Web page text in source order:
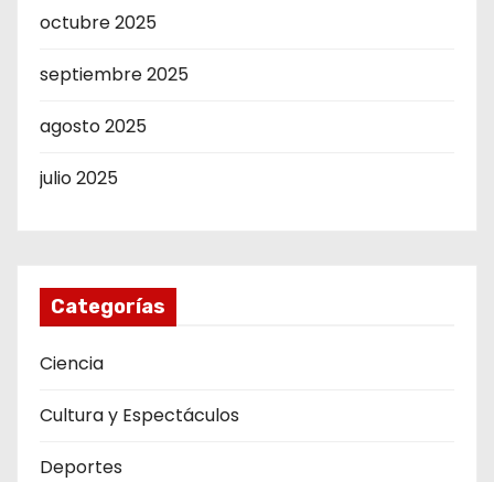
octubre 2025
septiembre 2025
agosto 2025
julio 2025
Categorías
Ciencia
Cultura y Espectáculos
Deportes